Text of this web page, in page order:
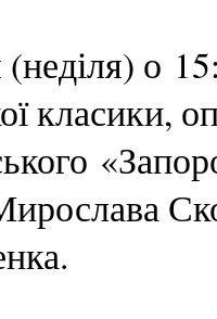
(неділя) о
класики,